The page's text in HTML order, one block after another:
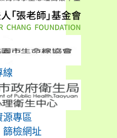
線
源專區
篩檢網址